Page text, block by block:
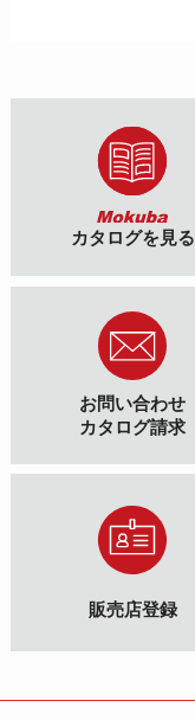
カタログを見る
お問い合わせ
カタログ請求
販売店登録